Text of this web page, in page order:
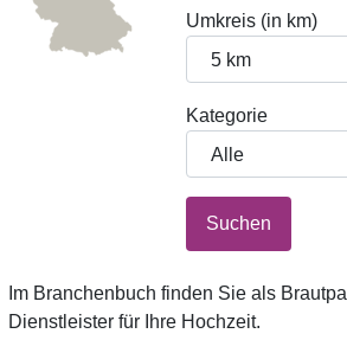
Umkreis (in km)
Kategorie
Suchen
Im Branchenbuch finden Sie als
Dienstleister für Ihre Hochzeit.